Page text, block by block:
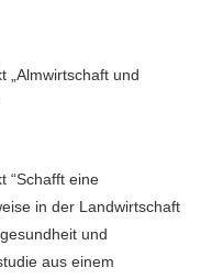
„Almwirtschaft und
“Schafft eine
in der Landwirtschaft
und
aus einem